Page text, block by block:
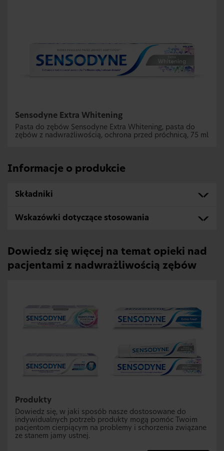
Sensodyne Extra Whitening
Pasta do zębów Sensodyne Extra Whitening, pasta do
zębów z nadwrażliwością, ochrona przed próchnicą, 75 ml
Informacje o produkcie
Składniki
Wskazówki dotyczące stosowania
Dowiedz się więcej na temat opieki nad
pacjentami z nadwrażliwością zębów
Produkty
Dowiedz się, w jaki sposób nasze dostosowane do
indywidualnych potrzeb produkty mogą pomóc Twoim
pacjentom cierpiącym na problemy i schorzenia związane
ze stanem jamy ustnej.